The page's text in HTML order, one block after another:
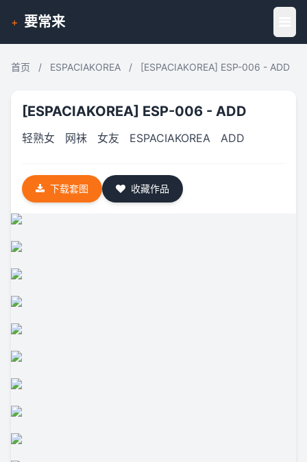
+ 要常来
首页 / ESPACIAKOREA / [ESPACIAKOREA] ESP-006 - ADD
[ESPACIAKOREA] ESP-006 - ADD
轻熟女 网袜 女友 ESPACIAKOREA ADD
下载套图 收藏作品